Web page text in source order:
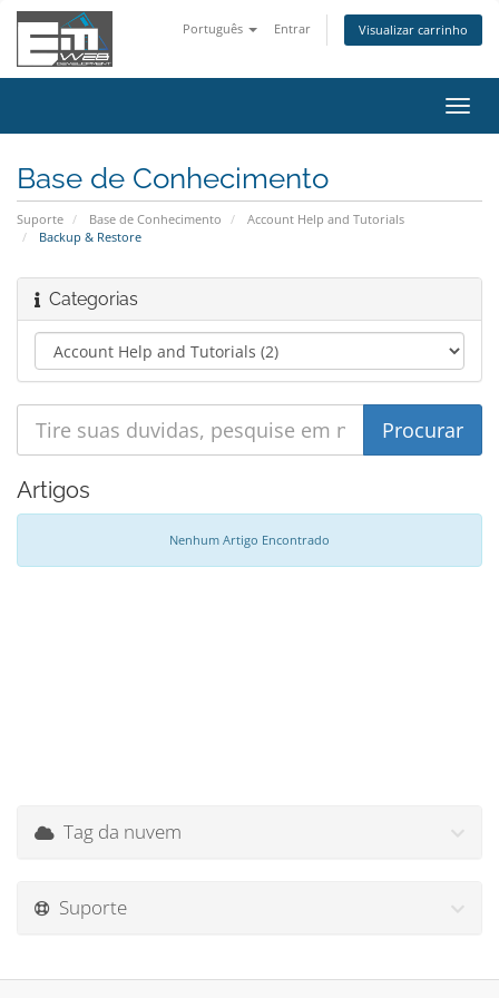
Português Entrar Visualizar carrinho
Base de Conhecimento
Suporte Base de Conhecimento
Account Help and Tutorials
Backup & Restore
Categorias
Artigos
Nenhum Artigo Encontrado
Tag da nuvem
Suporte